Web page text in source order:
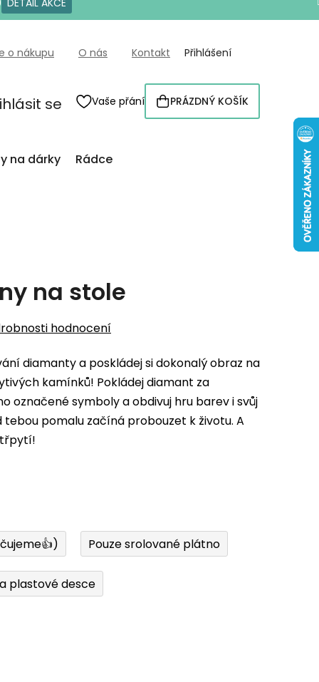
DETAIL AKCE
o nákupu O nás Kontakt Přihlášení
se Vaše přání
NÁKUPNÍ
KOŠÍK
PRÁZDNÝ KOŠÍK
na dárky Rádce
na stole
hodnocení
diamanty a poskládej si dokonalý obraz na
kamínků! Pokládej diamant za
označené symboly a obdivuj hru barev i svůj
pomalu začíná probouzet k životu. A
Pouze srolované plátno
plastové desce